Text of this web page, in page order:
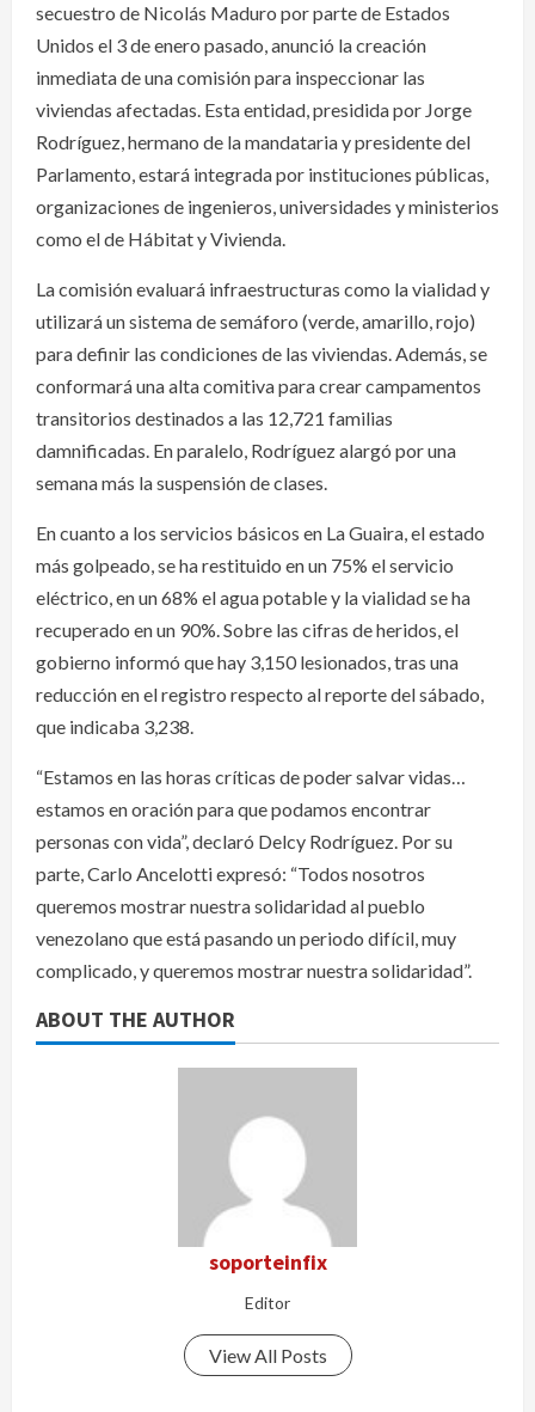
secuestro de Nicolás Maduro por parte de Estados
Unidos el 3 de enero pasado, anunció la creación
inmediata de una comisión para inspeccionar las
viviendas afectadas. Esta entidad, presidida por Jorge
Rodríguez, hermano de la mandataria y presidente del
Parlamento, estará integrada por instituciones públicas,
organizaciones de ingenieros, universidades y ministerios
como el de Hábitat y Vivienda.
La comisión evaluará infraestructuras como la vialidad y
utilizará un sistema de semáforo (verde, amarillo, rojo)
para definir las condiciones de las viviendas. Además, se
conformará una alta comitiva para crear campamentos
transitorios destinados a las 12,721 familias
damnificadas. En paralelo, Rodríguez alargó por una
semana más la suspensión de clases.
En cuanto a los servicios básicos en La Guaira, el estado
más golpeado, se ha restituido en un 75% el servicio
eléctrico, en un 68% el agua potable y la vialidad se ha
recuperado en un 90%. Sobre las cifras de heridos, el
gobierno informó que hay 3,150 lesionados, tras una
reducción en el registro respecto al reporte del sábado,
que indicaba 3,238.
“Estamos en las horas críticas de poder salvar vidas…
estamos en oración para que podamos encontrar
personas con vida”, declaró Delcy Rodríguez. Por su
parte, Carlo Ancelotti expresó: “Todos nosotros
queremos mostrar nuestra solidaridad al pueblo
venezolano que está pasando un periodo difícil, muy
complicado, y queremos mostrar nuestra solidaridad”.
ABOUT THE AUTHOR
soporteinfix
Editor
View All Posts